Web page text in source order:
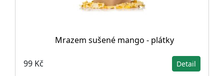
Mrazem sušené mango - plátky
99 Kč Detail